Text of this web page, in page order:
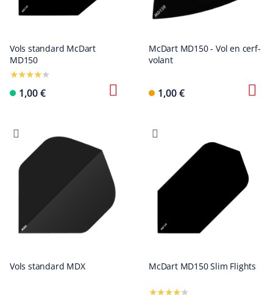
Vols standard McDart
MD150
1,00 €
McDart MD150 - Vol en cerf-
volant
1,00 €
Vols standard MDX McDart MD150 Slim Flights